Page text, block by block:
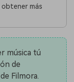
obtener más
música tú
de
de Filmora.